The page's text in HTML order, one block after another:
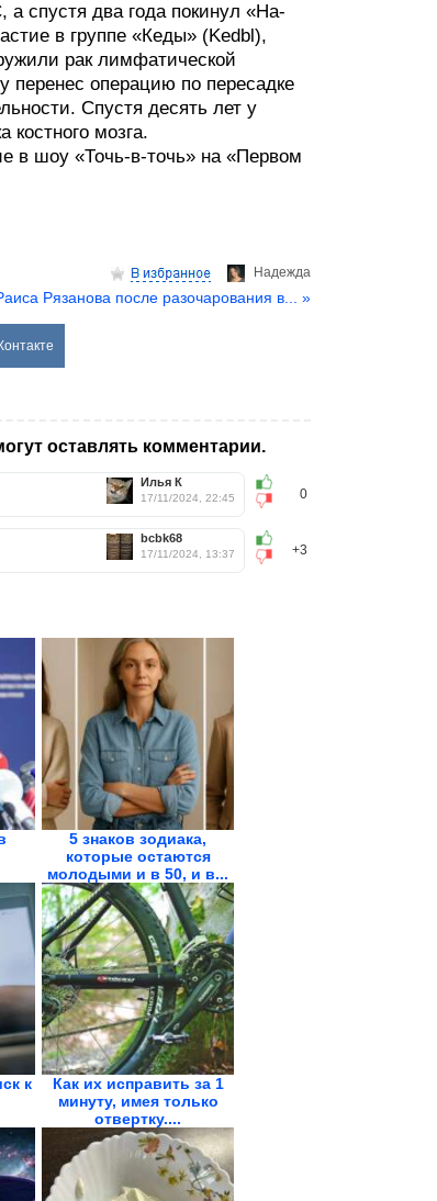
спустя два года покинул «На-
в группе «Кеды» (Kedbl),
рак лимфатической
перенес операцию по пересадке
Спустя десять лет у
костного мозга.
в шоу «Точь-в-точь» на «Первом
Надеждa
Рязанова после разочарования в... »
оставлять комментарии.
0
Илья К
17/11/2024, 22:45
+3
bcbk68
17/11/2024, 13:37
5 знаков зодиака,
которые остаются
молодыми и в 50, и в...
к
Как их исправить за 1
минуту, имея только
отвертку....